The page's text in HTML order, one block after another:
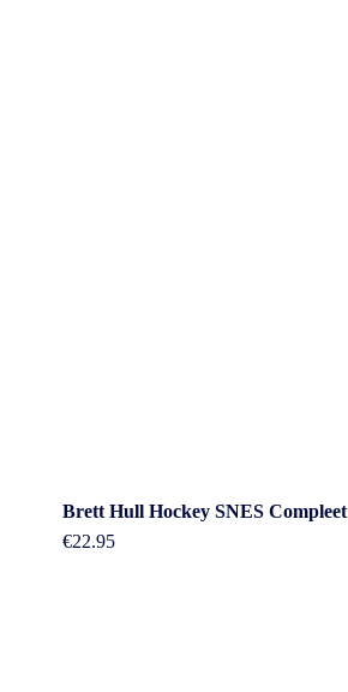
Brett Hull Hockey SNES Compleet
€22.95